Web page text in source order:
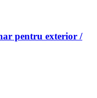
pentru exterior /